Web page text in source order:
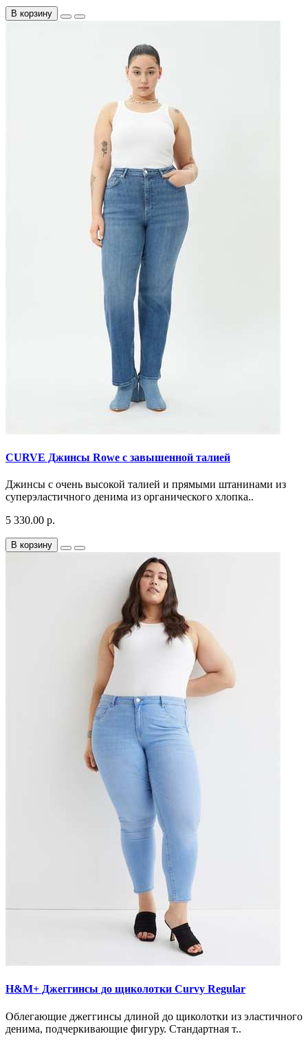
В корзину
CURVE Джинсы Rowe с завышенной талией
Джинсы с очень высокой талией и прямыми штанинами из
суперэластичного денима из органического хлопка..
5 330.00 р.
В корзину
H&M+ Джеггинсы до щиколотки Curvy Regular
Облегающие джеггинсы длиной до щиколотки из эластичного
денима, подчеркивающие фигуру. Стандартная т..